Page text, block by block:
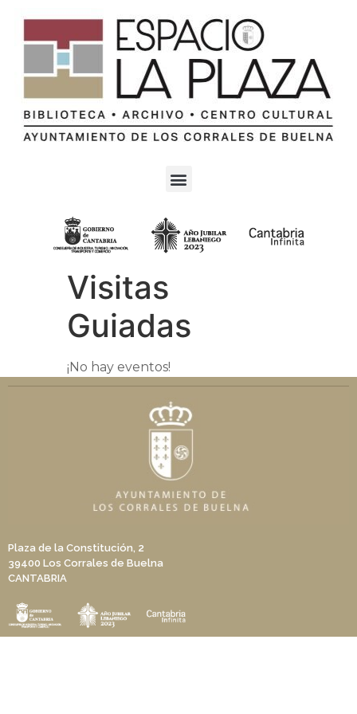
Visitas
Guiadas
¡No hay eventos!
Plaza de la Constitución, 2
39400 Los Corrales de Buelna
CANTABRIA